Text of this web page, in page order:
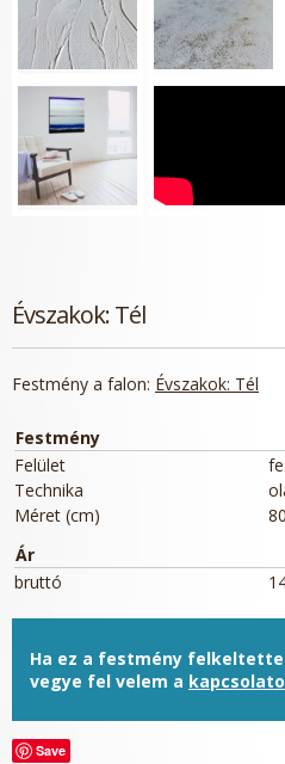
Évszakok: Tél
Festmény a falon: Évszakok: Tél
Festmény
Felület
Technika
Méret (cm)
Ár
bruttó
Ha ez a festmény
vegye fel velem a
Save